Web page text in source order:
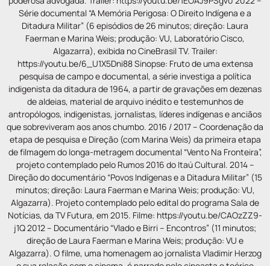
Série documental “A Memória Perigosa: O Direito Indígena e a
Ditadura Militar” (6 episódios de 26 minutos; direção: Laura
Faerman e Marina Weis; produção: VU, Laboratório Cisco,
Algazarra), exibida no CineBrasil TV. Trailer:
https://youtu.be/6_U1X5Dni88 Sinopse: Fruto de uma extensa
pesquisa de campo e documental, a série investiga a política
indigenista da ditadura de 1964, a partir de gravações em dezenas
de aldeias, material de arquivo inédito e testemunhos de
antropólogos, indigenistas, jornalistas, líderes indígenas e anciãos
que sobreviveram aos anos chumbo. 2016 / 2017 – Coordenação da
etapa de pesquisa e Direção (com Marina Weis) da primeira etapa
de filmagem do longa-metragem documental “Vento Na Fronteira”,
projeto contemplado pelo Rumos 2016 do Itaú Cultural. 2014 –
Direção do documentário “Povos Indígenas e a Ditadura Militar” (15
minutos; direção: Laura Faerman e Marina Weis; produção: VU,
Algazarra). Projeto contemplado pelo edital do programa Sala de
Notícias, da TV Futura, em 2015. Filme: https://youtu.be/CAOzZZ9-
j1Q 2012 – Documentário “Vlado e Birri – Encontros” (11 minutos;
direção de Laura Faerman e Marina Weis; produção: VU e
Algazarra). O filme, uma homenagem ao jornalista Vladimir Herzog